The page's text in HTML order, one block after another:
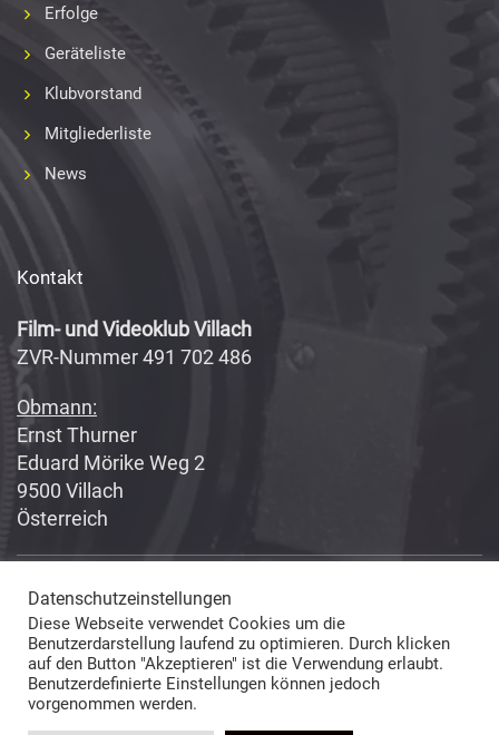
Erfolge
Geräteliste
Klubvorstand
Mitgliederliste
News
Kontakt
Film- und Videoklub Villach
ZVR-Nummer 491 702 486
Obmann:
Ernst Thurner
Eduard Mörike Weg 2
9500 Villach
Österreich
Copyright 2017-2018Fabian Geissler (Webseitendesign)
und Film- und Videoklub Villach (Inhalte) © All Rights Reserved
Datenschutzeinstellungen
Diese Webseite verwendet Cookies um die
Benutzerdarstellung laufend zu optimieren. Durch klicken
auf den Button "Akzeptieren" ist die Verwendung erlaubt.
Benutzerdefinierte Einstellungen können jedoch
vorgenommen werden.